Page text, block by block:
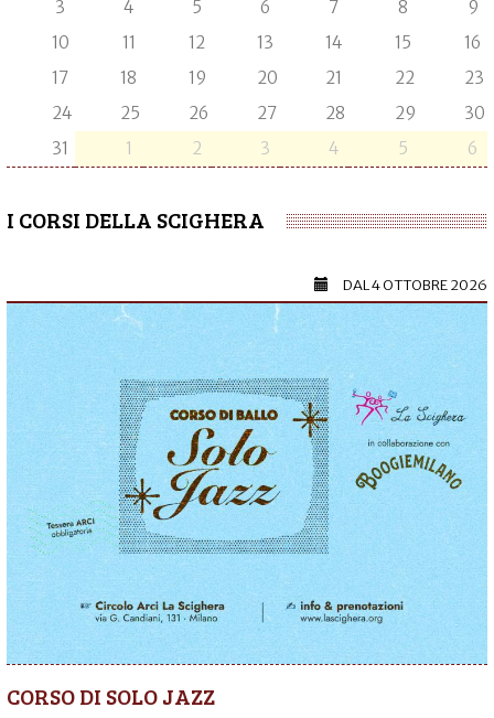
3
4 5 6 7 8
9
10
11 12 13 14 15
16
17
18 19 20 21 22
23
24
25 26 27 28 29
30
31
1 2 3 4 5 6
I CORSI DELLA SCIGHERA
DAL4 OTTOBRE 2026
CORSO DI SOLO JAZZ